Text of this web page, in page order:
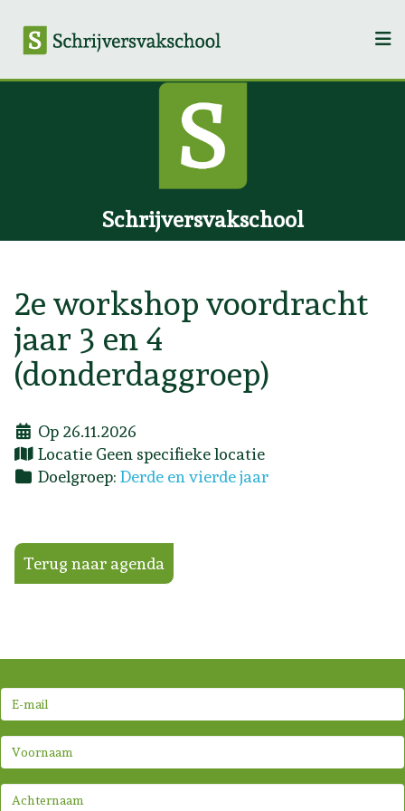
Schrijversvakschool
2e workshop voordracht
jaar 3 en 4
(donderdaggroep)
Op 26.11.2026
Locatie Geen specifieke locatie
Doelgroep: Derde en vierde jaar
Terug naar agenda